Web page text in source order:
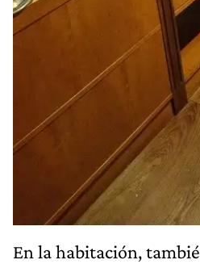
En la habitación,